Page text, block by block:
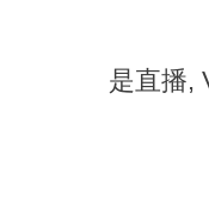
是直播,